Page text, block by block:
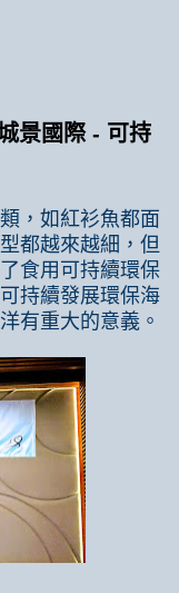
景國際 - 可持
，如紅衫魚都面
都越來越細，但
食用可持續環保
持續發展環保海
有重大的意義。